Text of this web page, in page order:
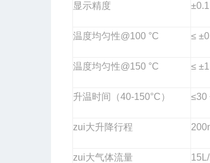
显示精度 ±0.1
温度均匀性@100 °C ≤
温度均匀性@150 °C ≤ ±1
升温时间（40-150°C） ≤30
zui大升降行程
zui大气体流量